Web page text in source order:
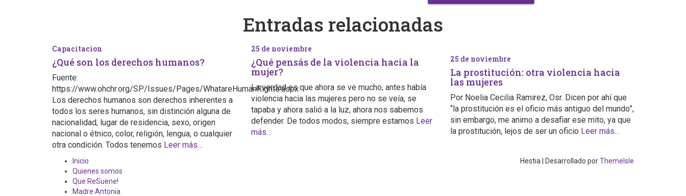
Entradas relacionadas
Capacitacion
¿Qué son los derechos humanos?
Fuente:
https://www.ohchr.org/SP/Issues/Pages/WhatareHumanRights.aspx
Los derechos humanos son derechos inherentes a
todos los seres humanos, sin distinción alguna de
nacionalidad, lugar de residencia, sexo, origen
nacional o étnico, color, religión, lengua, o cualquier
otra condición. Todos tenemos Leer más…
25 de noviembre
¿Qué pensás de la violencia hacia la
mujer?
La verdad es que ahora se ve mucho, antes había
violencia hacia las mujeres pero no se veía, se
tapaba y ahora salió a la luz, ahora nos sabemos
defender. De todos modos, siempre estamos Leer
más…
25 de noviembre
La prostitución: otra violencia hacia
las mujeres
Por Noelia Cecilia Ramirez, Osr. Dicen por ahí que
“la prostitución es el oficio más antiguo del mundo”,
sin embargo, me animo a desafiar ese mito, ya que
la prostitución, lejos de ser un oficio Leer más…
Inicio
Quienes somos
Que ReSuene!
Madre Antonia
Hestia | Desarrollado porThemeIsle